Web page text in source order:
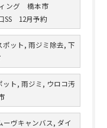
ング 橋本市
SS 12月予約
ット, 雨ジミ除去, 下
ット, 雨ジミ, ウロコ汚
ーヴキャンバス, ダイ